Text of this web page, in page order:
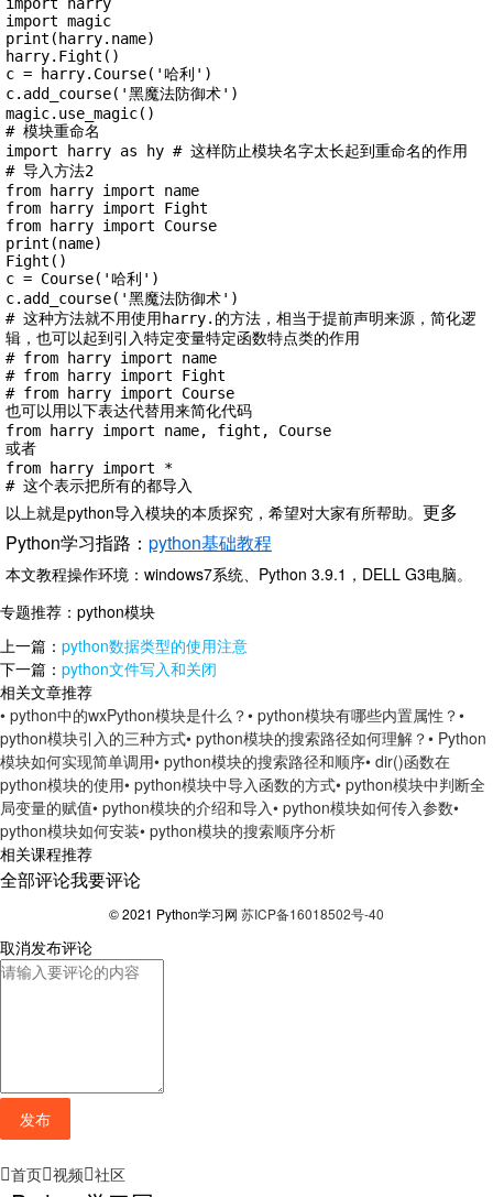
import harry
import magic
print(harry.name)
harry.Fight()
c = harry.Course('哈利')
c.add_course('黑魔法防御术')
magic.use_magic()
# 模块重命名
import harry as hy # 这样防止模块名字太长起到重命名的作用
# 导入方法2
from harry import name
from harry import Fight
from harry import Course
print(name)
Fight()
c = Course('哈利')
c.add_course('黑魔法防御术')
# 这种方法就不用使用harry.的方法，相当于提前声明来源，简化逻
辑，也可以起到引入特定变量特定函数特点类的作用
# from harry import name
# from harry import Fight
# from harry import Course
也可以用以下表达代替用来简化代码
from harry import name, fight, Course
或者
from harry import *
# 这个表示把所有的都导入
以上就是python导入模块的本质探究，希望对大家有所帮助。 更多
Python学习指路： python基础教程
本文教程操作环境：windows7系统、Python 3.9.1，DELL G3电脑。
专题推荐： python模块
上一篇： python数据类型的使用注意
下一篇： python文件写入和关闭
相关文章推荐
• python中的wxPython模块是什么？• python模块有哪些内置属性？•
python模块引入的三种方式• python模块的搜索路径如何理解？• Python
模块如何实现简单调用• python模块的搜索路径和顺序• dir()函数在
python模块的使用• python模块中导入函数的方式• python模块中判断全
局变量的赋值• python模块的介绍和导入• python模块如何传入参数•
python模块如何安装• python模块的搜索顺序分析
相关课程推荐
全部评论我要评论
© 2021 Python学习网 苏ICP备16018502号-40
取消发布评论
发布
首页 视频 社区